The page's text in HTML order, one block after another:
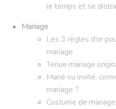
le temps et se
Mariage
Les 3 règles d’or
mariage
Tenue mariage
Marié ou invité,
mariage ?
Costume de